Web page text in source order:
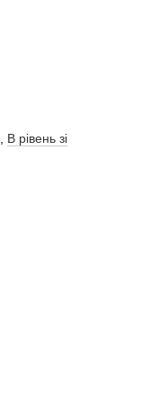
В рівень зі